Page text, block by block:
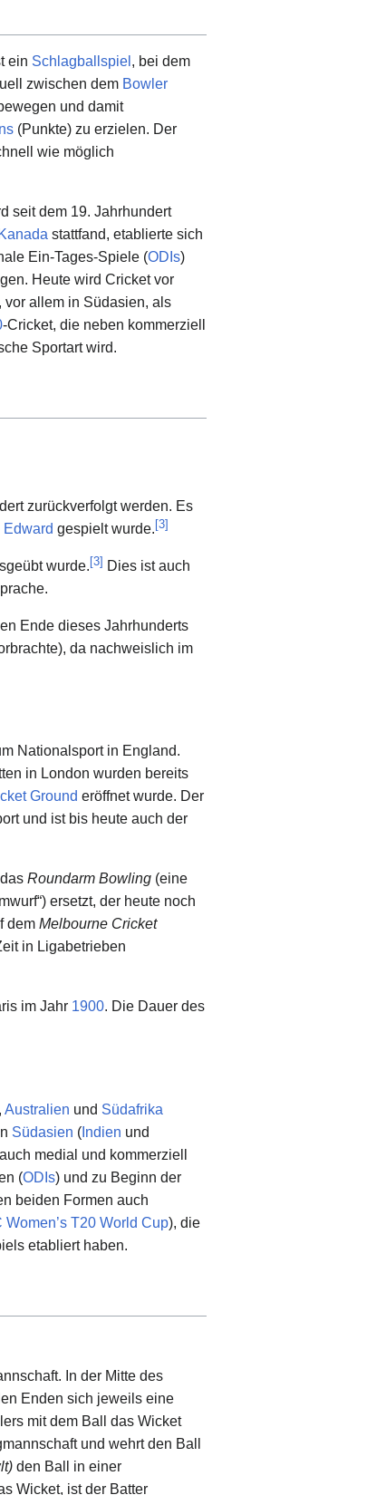
ein Schlagballspiel , bei dem
zwischen dem Bowler
und damit
(Punkte) zu erzielen. Der
wie möglich
seit dem 19. Jahrhundert
Kanada stattfand, etablierte sich
Ein-Tages-Spiele (ODIs)
Heute wird Cricket vor
vor allem in Südasien, als
-Cricket, die neben kommerziell
Sportart wird.
zurückverfolgt werden. Es
Edward gespielt wurde.[3]
wurde.[3] Dies ist auch
Ende dieses Jahrhunderts
da nachweislich im
Nationalsport in England.
in London wurden bereits
Ground eröffnet wurde. Der
und ist bis heute auch der
Roundarm Bowling (eine
ersetzt, der heute noch
dem Melbourne Cricket
in Ligabetrieben
im Jahr 1900. Die Dauer des
Australien und Südafrika
Südasien ( Indien und
medial und kommerziell
(ODIs) und zu Beginn der
beiden Formen auch
Women’s T20 World Cup), die
etabliert haben.
In der Mitte des
Enden sich jeweils eine
mit dem Ball das Wicket
und wehrt den Ball
den Ball in einer
Wicket, ist der Batter